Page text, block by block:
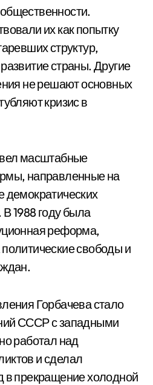
их как попытку
структур,
страны. Другие
не решают основных
кризис в
масштабные
направленные на
демократических
1988 году была
реформа,
свободы и
Горбачева стало
СССР с западными
работал над
и сделал
в прекращение холодной